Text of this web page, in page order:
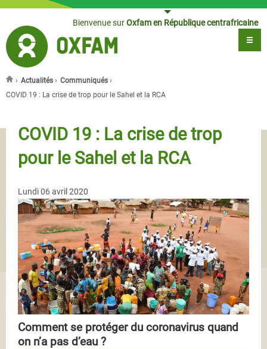
Jump to navigationBienvenue surOxfam en République centrafricaine
Vous êtes ici
› Actualités › Communiqués ›
COVID 19 : La crise de trop pour le Sahel et la RCA
COVID 19 : La crise de trop
pour le Sahel et la RCA
Lundi 06 avril 2020
Comment se protéger du coronavirus quand
on n’a pas d’eau ?